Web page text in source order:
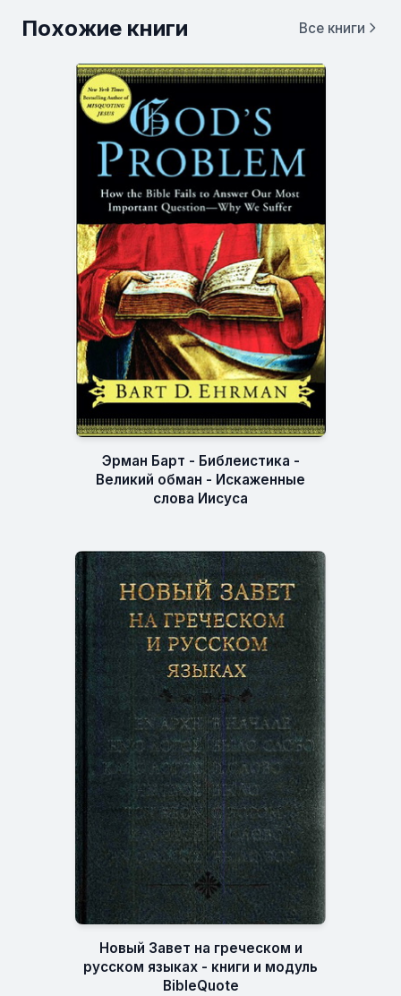
Похожие книги Все книги
Эрман Барт - Библеистика -
Великий обман - Искаженные
слова Иисуса
Новый Завет на греческом и
русском языках - книги и модуль
BibleQuote